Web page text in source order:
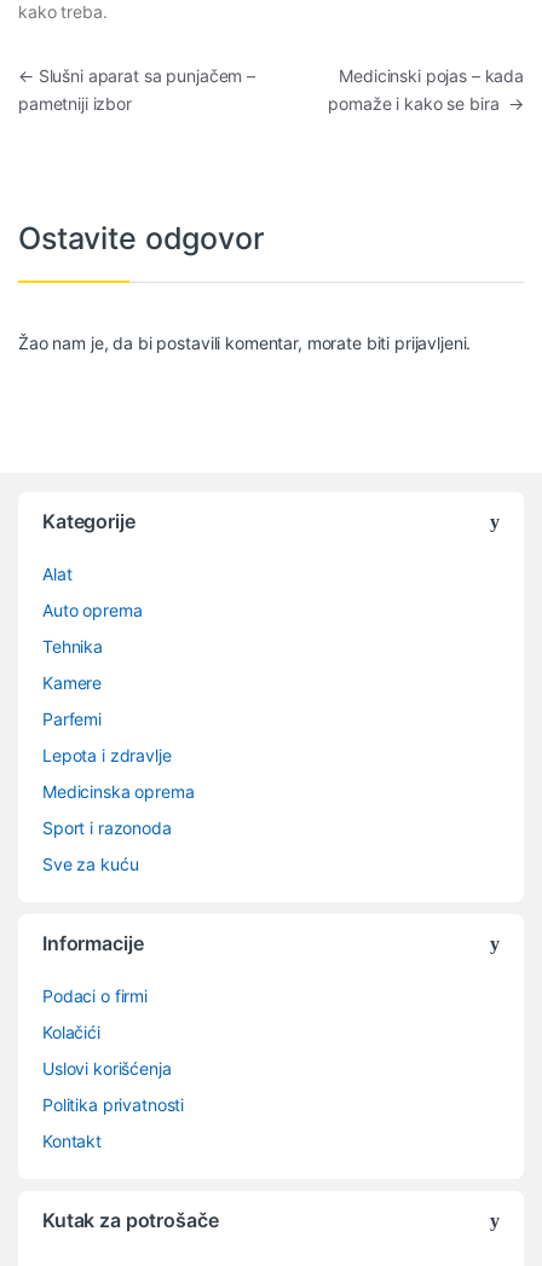
kako treba.
Kretanje članka
← Slušni aparat sa punjačem –
pametniji izbor
Medicinski pojas – kada
pomaže i kako se bira →
Ostavite odgovor
Žao nam je, da bi postavili komentar, morate biti prijavljeni.
Kategorije
Alat
Auto oprema
Tehnika
Kamere
Parfemi
Lepota i zdravlje
Medicinska oprema
Sport i razonoda
Sve za kuću
Informacije
Podaci o firmi
Kolačići
Uslovi korišćenja
Politika privatnosti
Kontakt
Kutak za potrošače